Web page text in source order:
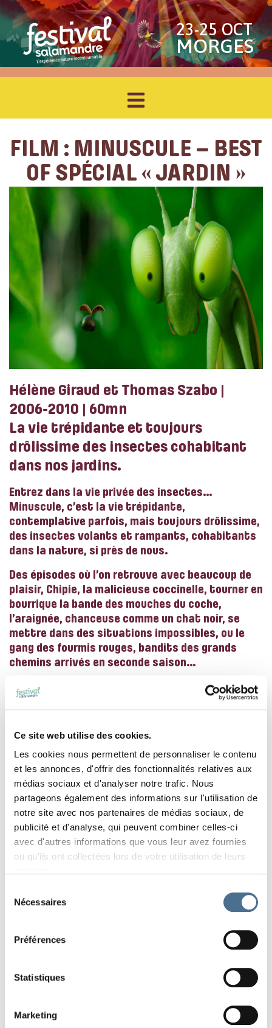
Ce site web utilise des cookies.
Les cookies nous permettent de personnaliser le contenu
et les annonces, d'offrir des fonctionnalités relatives aux
médias sociaux et d'analyser notre trafic. Nous
partageons également des informations sur l'utilisation de
notre site avec nos partenaires de médias sociaux, de
publicité et d'analyse, qui peuvent combiner celles-ci
avec d'autres informations que vous leur avez fournies
ou qu'ils ont collectées lors de votre utilisation de leurs
Nécessaires
Préférences
Statistiques
Marketing
23-25 OCT
MORGES
FILM : MINUSCULE – BEST
OF SPÉCIAL « JARDIN »
Hélène Giraud et Thomas Szabo |
2006-2010 | 60mn
La vie trépidante et toujours
drôlissime des insectes cohabitant
dans nos jardins.
Entrez dans la vie privée des insectes…
Minuscule, c’est la vie trépidante,
contemplative parfois, mais toujours drôlissime,
des insectes volants et rampants, cohabitants
dans la nature, si près de nous.
Des épisodes où l’on retrouve avec beaucoup de
plaisir, Chipie, la malicieuse coccinelle, tourner en
bourrique la bande des mouches du coche,
l’araignée, chanceuse comme un chat noir, se
mettre dans des situations impossibles, ou le
gang des fourmis rouges, bandits des grands
chemins arrivés en seconde saison…
La série Minuscule, créé par Thomas Szabo et
Hélène Giraud, est un petit bijou d’originalité:
classique, elle mêle décors réels de nature et
poésie.
Âge légal : 6 ans / Âge suggéré : 6 ans
Sélection des meilleurs épisodes sur le thème
du « jardin », commentée par Daniel Cherix,
entomologiste de renom et orateur
PARTAGER